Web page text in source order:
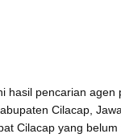
hasil pencarian agen
Cilacap,
Cilacap yang